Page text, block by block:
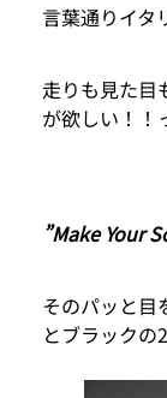
言葉通りイタ
走りも見た目
が欲しい！！
”Make Your
そのパッと目
とブラックの